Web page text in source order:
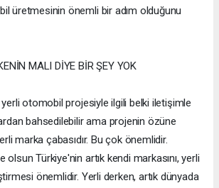
üretmesinin önemli bir adım olduğunu
MALI DİYE BİR ŞEY YOK
yerli otomobil projesiyle ilgili belki iletişimle
bahsedilebilir ama projenin özüne
marka çabasıdır. Bu çok önemlidir.
Türkiye'nin artık kendi markasını, yerli
önemlidir. Yerli derken, artık dünyada